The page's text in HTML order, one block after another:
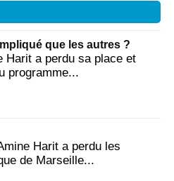
que les autres ?
Harit a perdu sa place et
programme...
Harit a perdu les
de Marseille...